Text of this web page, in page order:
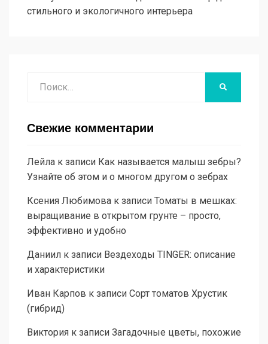
стильного и экологичного интерьера
Свежие комментарии
Лейла к записи Как называется малыш зебры?
Узнайте об этом и о многом другом о зебрах
Ксения Любимова к записи Томаты в мешках:
выращивание в открытом грунте – просто,
эффективно и удобно
Даниил к записи Вездеходы TINGER: описание
и характеристики
Иван Карпов к записи Сорт томатов Хрустик
(гибрид)
Виктория к записи Загадочные цветы, похожие